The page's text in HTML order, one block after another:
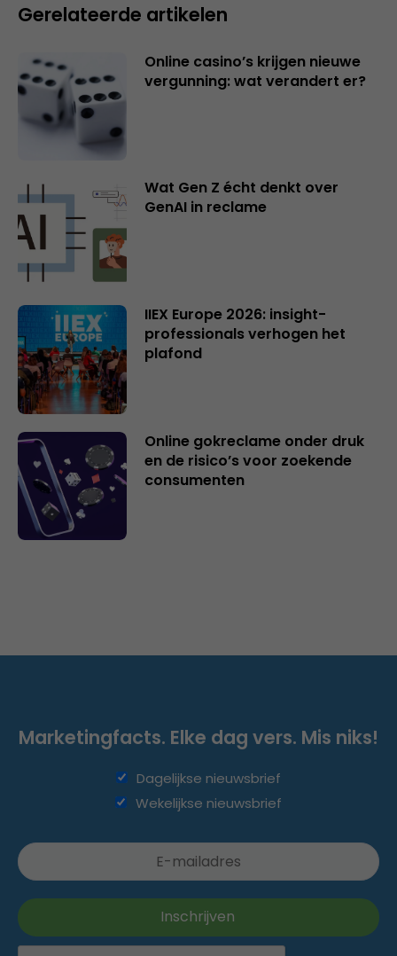
Gerelateerde artikelen
Online casino’s krijgen nieuwe
vergunning: wat verandert er?
Wat Gen Z écht denkt over
GenAI in reclame
IIEX Europe 2026: insight-
professionals verhogen het
plafond
Online gokreclame onder druk
en de risico’s voor zoekende
consumenten
Marketingfacts. Elke dag vers. Mis niks!
Dagelijkse nieuwsbrief
Wekelijkse nieuwsbrief